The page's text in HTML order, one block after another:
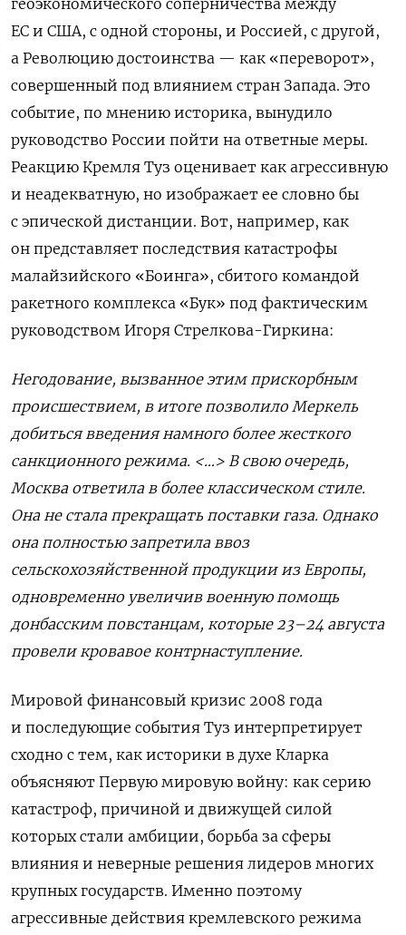
геоэкономического соперничества между
ЕС и США, с одной стороны, и Россией, с другой,
а Революцию достоинства — как «переворот»,
совершенный под влиянием стран Запада. Это
событие, по мнению историка, вынудило
руководство России пойти на ответные меры.
Реакцию Кремля Туз оценивает как агрессивную
и неадекватную, но изображает ее словно бы
с эпической дистанции. Вот, например, как
он представляет последствия катастрофы
малайзийского «Боинга», сбитого командой
ракетного комплекса «Бук» под фактическим
руководством Игоря Стрелкова-Гиркина:
Негодование, вызванное этим прискорбным
происшествием, в итоге позволило Меркель
добиться введения намного более жесткого
санкционного режима. <…> В свою очередь,
Москва ответила в более классическом стиле.
Она не стала прекращать поставки газа. Однако
она полностью запретила ввоз
сельскохозяйственной продукции из Европы,
одновременно увеличив военную помощь
донбасским повстанцам, которые 23–24 августа
провели кровавое контрнаступление.
Мировой финансовый кризис 2008 года
и последующие события Туз интерпретирует
сходно с тем, как историки в духе Кларка
объясняют Первую мировую войну: как серию
катастроф, причиной и движущей силой
которых стали амбиции, борьба за сферы
влияния и неверные решения лидеров многих
крупных государств. Именно поэтому
агрессивные действия кремлевского режима